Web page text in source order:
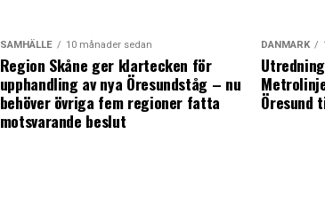
SAMHÄLLE 10 månader sedan
Region Skåne ger klartecken för
upphandling av nya Öresundståg – nu
behöver övriga fem regioner fatta
motsvarande beslut
DANMARK
Öresund